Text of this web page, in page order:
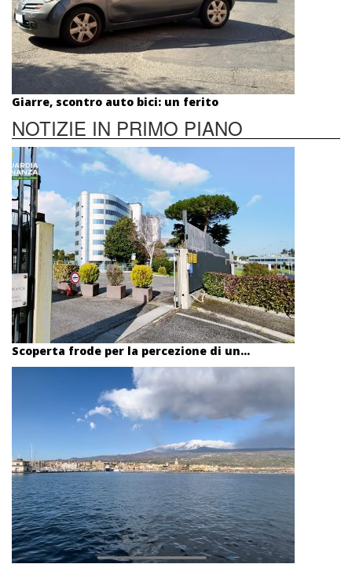
Giarre, scontro auto bici: un ferito
NOTIZIE IN PRIMO PIANO
Scoperta frode per la percezione di un...